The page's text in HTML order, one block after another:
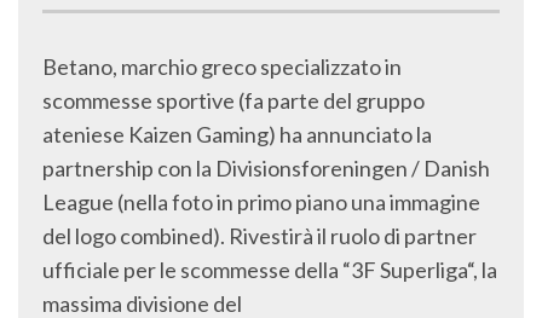
scommesse sportive (fa parte del gruppo
ateniese Kaizen Gaming) ha annunciato la
partnership con la Divisionsforeningen / Danish
League (nella foto in primo piano una immagine
del logo combined). Rivestirà il ruolo di partner
ufficiale per le scommesse della “3F Superliga“, la
massima divisione del